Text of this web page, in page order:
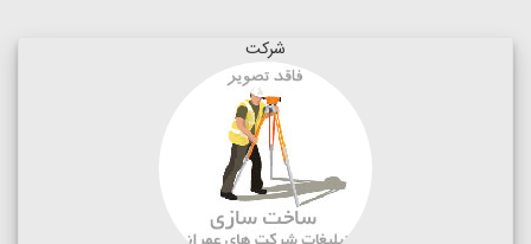
شرکت